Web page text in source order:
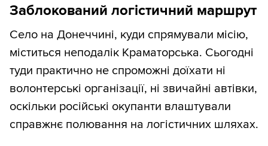
Заблокований логістичний маршрут
Село на Донеччині, куди спрямували місію,
міститься неподалік Краматорська. Сьогодні
туди практично не спроможні доїхати ні
волонтерські організації, ні звичайні автівки,
оскільки російські окупанти влаштували
справжнє полювання на логістичних шляхах.